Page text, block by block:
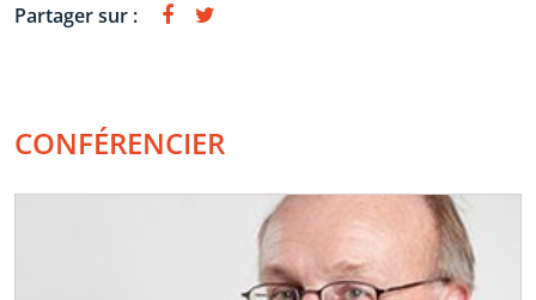
Partager sur :
CONFÉRENCIER